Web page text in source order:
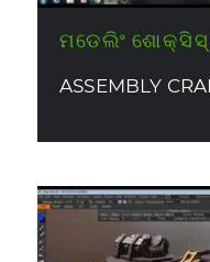
ମଡେଲିଂ ଶୋକ୍ସିସ୍
ASSEMBLY